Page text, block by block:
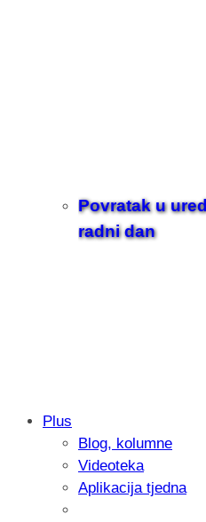
Povratak u
radni dan
Samsung
donijelo tanje i
Plus
Blog, kolumne
Videoteka
Aplikacija tjedna